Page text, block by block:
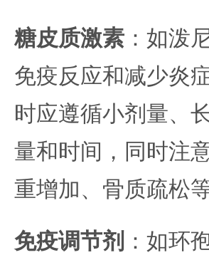
糖皮质激素 ：如泼
免疫反应和减少炎
时应遵循小剂量、
量和时间，同时注
重增加、骨质疏松等
免疫调节剂 ：如环